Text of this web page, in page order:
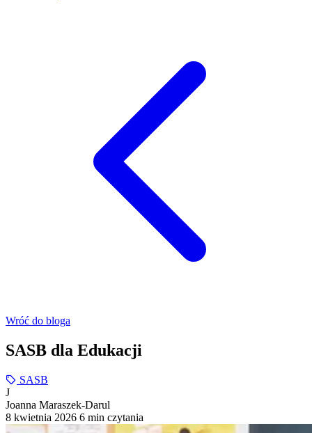
Wróć do bloga
SASB dla Edukacji
SASB
J
Joanna Maraszek-Darul
8 kwietnia 2026 6 min czytania